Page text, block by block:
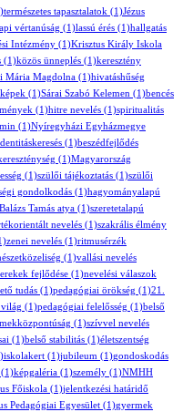
természetes tapasztalatok (1)Jézus
vértanúság (1)lassú érés (1)hallgatás
Intézmény (1)Krisztus Király Iskola
(1)közös ünneplés (1)keresztény
Mária Magdolna (1)hivatáshűség
(1)Sárai Szabó Kelemen (1)bencés
(1)hitre nevelés (1)spiritualitás
(1)Nyíregyházi Egyházmegye
(1)beszédfejlődés
(1)Magyarország
(1)szülői tájékoztatás (1)szülői
gondolkodás (1)hagyományalapú
Balázs Tamás atya (1)szeretetalapú
nevelés (1)szakrális élmény
zenei nevelés (1)ritmusérzék
(1)vallási nevelés
fejlődése (1)nevelési válaszok
tudás (1)pedagógiai örökség (1)21.
(1)pedagógiai felelősség (1)belső
(1)szívvel nevelés
(1)belső stabilitás (1)életszentség
iskolakert (1)jubileum (1)gondoskodás
(1)képgaléria (1)személy (1)NMHH
Főiskola (1)jelentkezési határidő
Pedagógiai Egyesület (1)gyermek